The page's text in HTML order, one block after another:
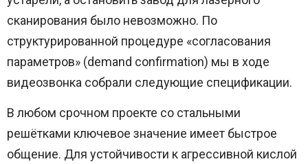
сканирования было невозможно. По
структурированной процедуре «согласования
параметров» (demand confirmation) мы в ходе
видеозвонка собрали следующие спецификации.
В любом срочном проекте со стальными
решётками ключевое значение имеет быстрое
общение. Для устойчивости к агрессивной кислой